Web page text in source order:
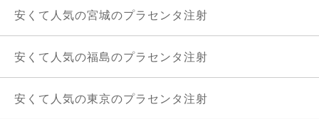
安くて人気の宮城のプラセンタ注射
安くて人気の福島のプラセンタ注射
安くて人気の東京のプラセンタ注射